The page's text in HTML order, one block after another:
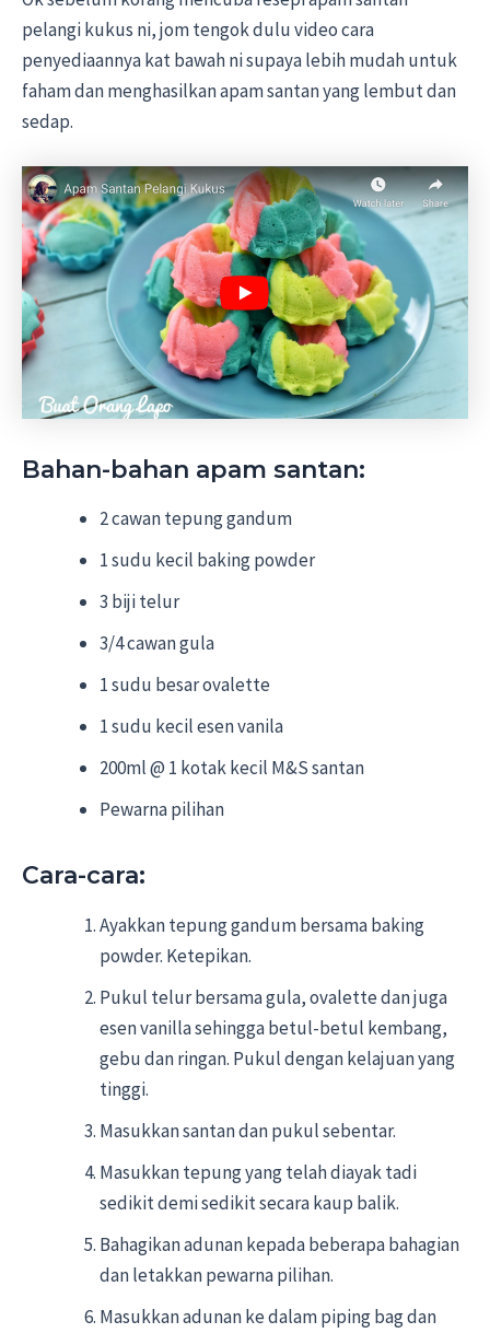
pelangi kukus ni, jom tengok dulu video cara
penyediaannya kat bawah ni supaya lebih mudah untuk
faham dan menghasilkan apam santan yang lembut dan
sedap.
Bahan-bahan apam santan:
2 cawan tepung gandum
1 sudu kecil baking powder
3 biji telur
3/4 cawan gula
1 sudu besar ovalette
1 sudu kecil esen vanila
200ml @ 1 kotak kecil M&S santan
Pewarna pilihan
Cara-cara:
Ayakkan tepung gandum bersama baking
powder. Ketepikan.
Pukul telur bersama gula, ovalette dan juga
esen vanilla sehingga betul-betul kembang,
gebu dan ringan. Pukul dengan kelajuan yang
tinggi.
Masukkan santan dan pukul sebentar.
Masukkan tepung yang telah diayak tadi
sedikit demi sedikit secara kaup balik.
Bahagikan adunan kepada beberapa bahagian
dan letakkan pewarna pilihan.
Masukkan adunan ke dalam piping bag dan